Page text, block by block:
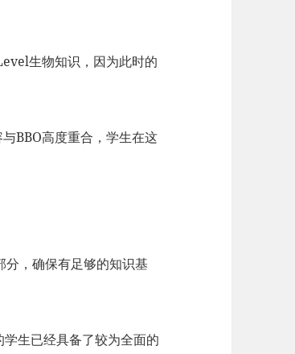
生物知识，因为此时的
BBO高度重合，学生在这
分，确保有足够的知识基
生已经具备了较为全面的